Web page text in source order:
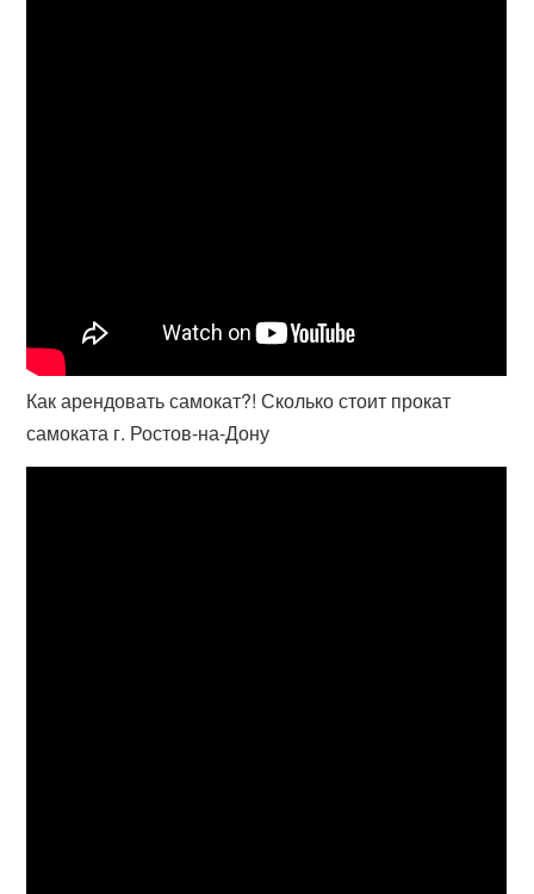
Как арендовать самокат?! Сколько стоит прокат
самоката г. Ростов-на-Дону